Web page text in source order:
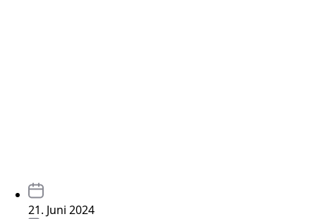
21. Juni 2024